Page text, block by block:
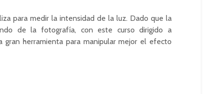
para medir la intensidad de la luz. Dado que la
de la fotografía, con este curso dirigido a
gran herramienta para manipular mejor el efecto